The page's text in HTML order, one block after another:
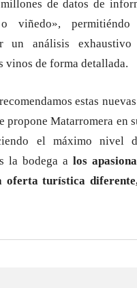
de datos de
viñedo»,
un análisis
vinos de forma detallada.
estas
propone Matarromera en
el máximo nivel
la bodega a los
oferta turística